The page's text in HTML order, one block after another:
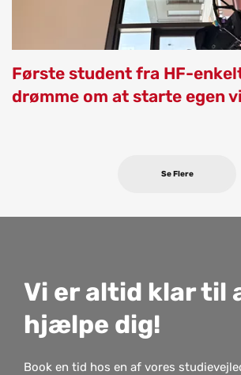
Første student fra HF-
drømme om at starte egen
Se Flere
Vi er altid klar til
hjæl­pe dig!
Book en tid hos en af vores